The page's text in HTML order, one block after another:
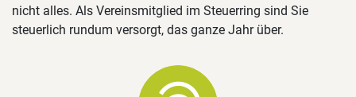
nicht alles. Als Vereinsmitglied im Steuerring sind Sie
steuerlich rundum versorgt, das ganze Jahr über.